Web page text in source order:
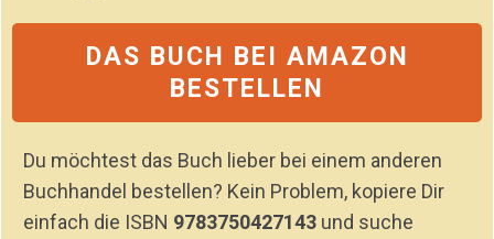
DAS BUCH BEI AMAZON
BESTELLEN
Du möchtest das Buch lieber bei einem anderen
Buchhandel bestellen? Kein Problem, kopiere Dir
einfach die ISBN 9783750427143 und suche